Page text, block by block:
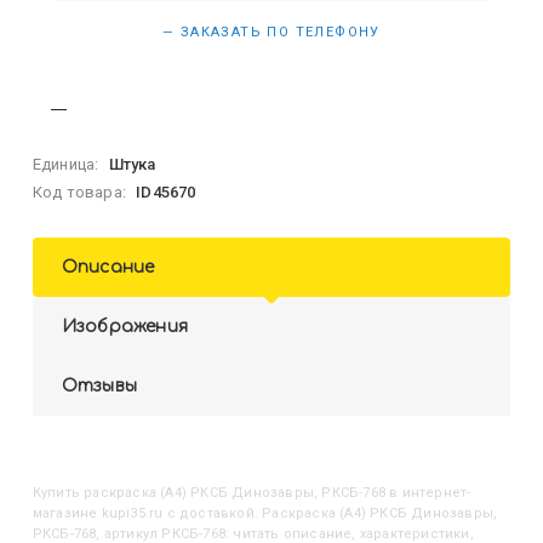
— ЗАКАЗАТЬ ПО ТЕЛЕФОНУ
Единица:
Штука
Код товара:
ID45670
Описание
Изображения
Отзывы
Купить Раскраска (А4) РКСБ Динозавры, РКСБ-768 в интернет-
магазине kupi35.ru с доставкой. Раскраска (А4) РКСБ Динозавры,
РКСБ-768, артикул РКСБ-768: читать описание, характеристики,